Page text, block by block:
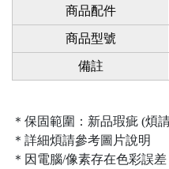
商品配件
商品型號
備註
＊保固範圍：新品瑕疵 (煩
＊詳細煩請參考圖片說明
＊因電腦/像素存在色彩誤